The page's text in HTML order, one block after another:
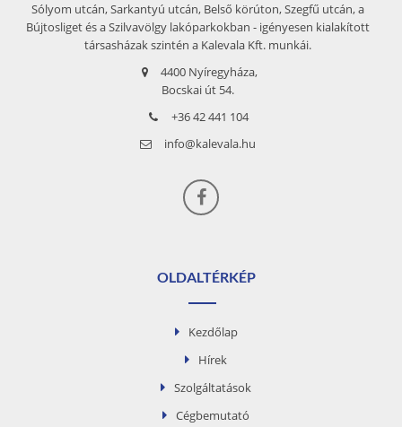
Sólyom utcán, Sarkantyú utcán, Belső körúton, Szegfű utcán, a
Bújtosliget és a Szilvavölgy lakóparkokban - igényesen kialakított
társasházak szintén a Kalevala Kft. munkái.
4400 Nyíregyháza,
Bocskai út 54.
+36 42 441 104
info@kalevala.hu
OLDALTÉRKÉP
Kezdőlap
Hírek
Szolgáltatások
Cégbemutató